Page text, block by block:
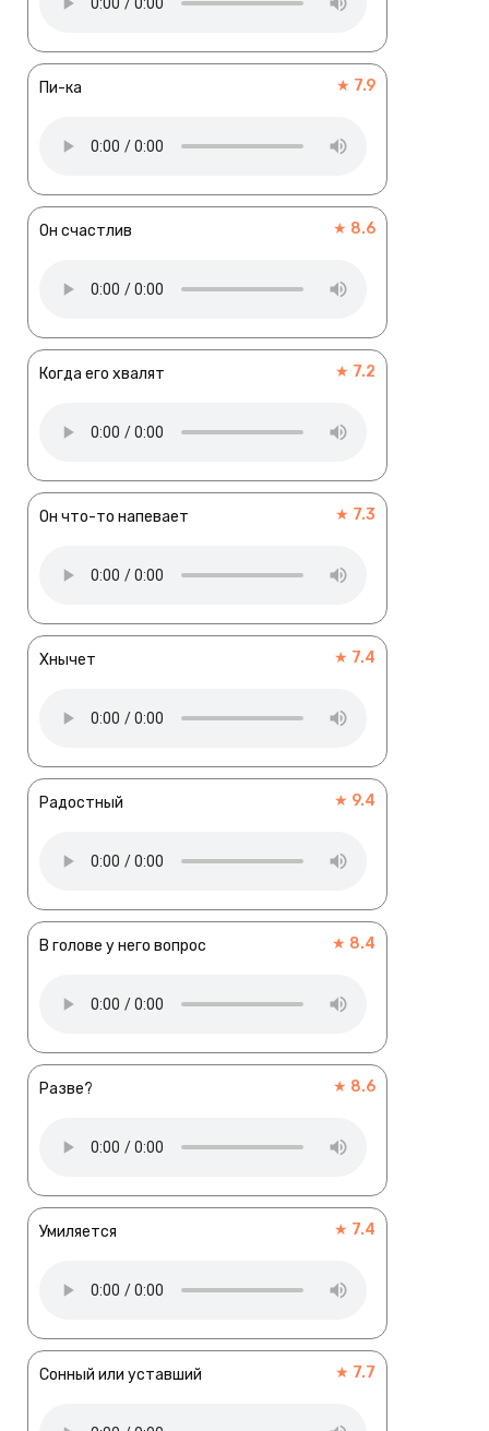
Пи-ка ★ 7.9
Он счастлив ★ 8.6
Когда его хвалят ★ 7.2
Он что-то напевает ★ 7.3
Хнычет ★ 7.4
Радостный ★ 9.4
В голове у него вопрос ★ 8.4
Разве? ★ 8.6
Умиляется ★ 7.4
Сонный или уставший ★ 7.7